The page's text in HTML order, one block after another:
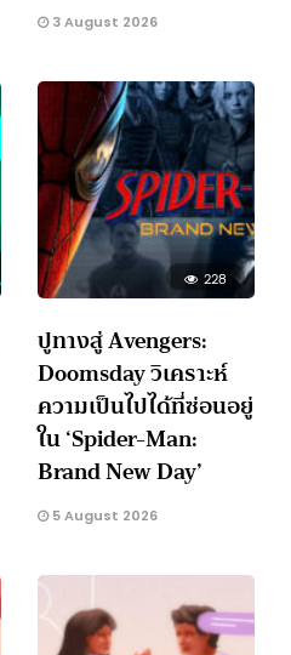
3 August 2026
228
ปูทางสู่ Avengers:
Doomsday วิเคราะห์
ความเป็นไปได้ที่ซ่อนอยู่
ใน ‘Spider-Man:
Brand New Day’
5 August 2026